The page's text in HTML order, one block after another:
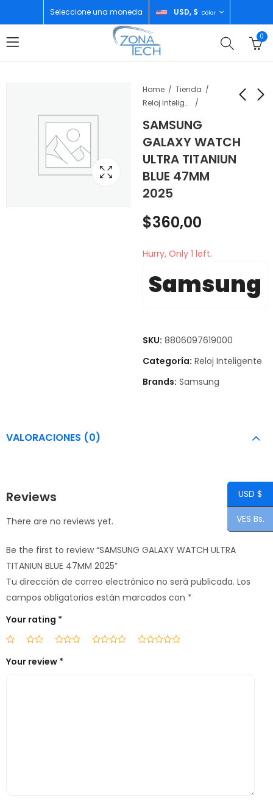
Seleccione una moneda USD, $ Dólar
0
Home
Tienda
Reloj Inteligente
SAMSUNG
GALAXY WATCH
ULTRA TITANIUN
BLUE 47MM
2025
6GB/128GB BLACK
$202,00
WATCH ULTRA
TITANIUN WITHE
47MM 2025
$338,00
$360,00
Hurry, Only 1 left.
Samsung
SKU: 8806097619000
Categoría: Reloj Inteligente
Brands: Samsung
VALORACIONES (0)
Reviews
There are no reviews yet.
Be the first to review “SAMSUNG GALAXY WATCH ULTRA
TITANIUN BLUE 47MM 2025”
Tu dirección de correo electrónico no será publicada. Los
campos obligatorios están marcados con *
Your rating *
Your review *
USD $
VES Bs.